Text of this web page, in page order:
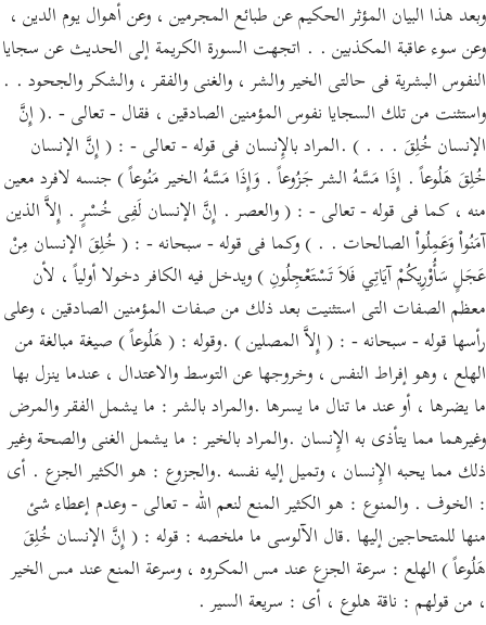
وبعد هذا البيان المؤثر الحكيم عن طبائع المجرمين ، وعن أهوال يوم الدين ،
وعن سوء عاقبة المكذبين . . اتجهت السورة الكريمة إلى الحديث عن سجايا
النفوس البشرية فى حالتى الخير والشر ، والغنى والفقر ، والشكر والجحود . .
واستثنت من تلك السجايا نفوس المؤمنين الصادقين ، فقال - تعالى - .( إِنَّ
الإنسان خُلِقَ . . . ) .المراد بالإِنسان فى قوله - تعالى - : ( إِنَّ الإنسان
خُلِقَ هَلُوعاً . إِذَا مَسَّهُ الشر جَزُوعاً . وَإِذَا مَسَّهُ الخير مَنُوعاً ) جنسه لافرد معين
منه ، كما فى قوله - تعالى - : ( والعصر . إِنَّ الإنسان لَفِى خُسْرٍ . إِلاَّ الذين
آمَنُواْ وَعَمِلُواْ الصالحات . . ) وكما فى قوله - سبحانه - : ( خُلِقَ الإنسان مِنْ
عَجَلٍ سَأُوْرِيكُمْ آيَاتِي فَلاَ تَسْتَعْجِلُونِ ) ويدخل فيه الكافر دخولا أولياً ، لأن
معظم الصفات التى استثنيت بعد ذلك من صفات المؤمنين الصادقين ، وعلى
رأسها قوله - سبحانه - : ( إِلاَّ المصلين ) .وقوله : ( هَلُوعاً ) صيغة مبالغة من
الهلع ، وهو إفراط النفس ، وخروجها عن التوسط والاعتدال ، عندما ينزل بها
ما يضرها ، أو عند ما تنال ما يسرها .والمراد بالشر : ما يشمل الفقر والمرض
وغيرهما مما يتأذى به الإِنسان .والمراد بالخير : ما يشمل الغنى والصحة وغير
ذلك مما يحبه الإِنسان ، وتميل إليه نفسه .والجزوع : هو الكثير الجزع . أى
: الخوف . والمنوع : هو الكثير المنع لنعم الله - تعالى - وعدم إعطاء شئ
منها للمتحاجين إليها .قال الآلوسى ما ملخصه : قوله : ( إِنَّ الإنسان خُلِقَ
هَلُوعاً ) الهلع : سرعة الجزع عند مس المكروه ، وسرعة المنع عند مس الخير
، من قولهم : ناقة هلوع ، أى : سريعة السير .